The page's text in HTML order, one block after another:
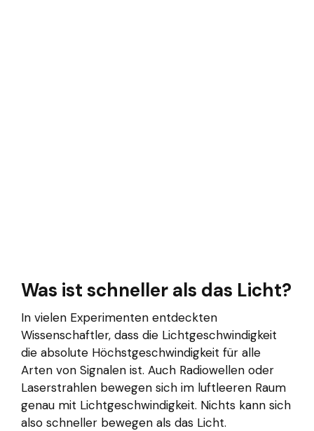
Was ist schneller als das Licht?
In vielen Experimenten entdeckten
Wissenschaftler, dass die Lichtgeschwindigkeit
die absolute Höchstgeschwindigkeit für alle
Arten von Signalen ist. Auch Radiowellen oder
Laserstrahlen bewegen sich im luftleeren Raum
genau mit Lichtgeschwindigkeit. Nichts kann sich
also schneller bewegen als das Licht.